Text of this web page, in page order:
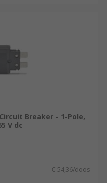
Circuit Breaker - 1-Pole,
V dc
€ 54,36/doos